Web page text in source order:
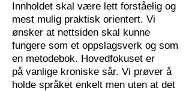
Innholdet skal være lett forståelig og
mest mulig praktisk orientert. Vi
ønsker at nettsiden skal kunne
fungere som et oppslagsverk og som
en metodebok. Hovedfokuset er
på vanlige kroniske sår. Vi prøver å
holde språket enkelt men uten at det